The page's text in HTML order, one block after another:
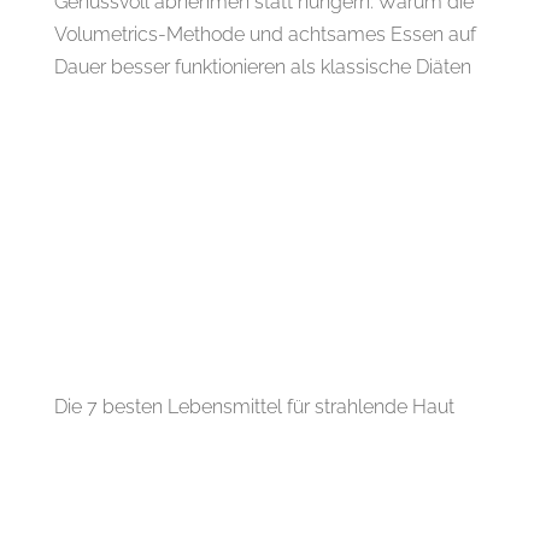
Volumetrics-Methode und achtsames Essen auf
Dauer besser funktionieren als klassische Diäten
Die 7 besten Lebensmittel für strahlende Haut